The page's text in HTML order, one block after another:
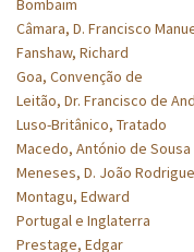
Câmara, D. Francisco
Fanshaw, Richard
Goa, Convenção de
Leitão, Dr. Francisco de
Luso-Britânico, Tratado
Macedo, António de Sousa
Meneses, D. João
Montagu, Edward
Portugal e Inglaterra
Prestage, Edgar